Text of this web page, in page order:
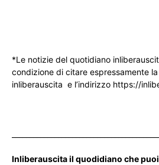
*Le notizie del quotidiano
condizione di citare espressamente
inliberauscita e l’indirizzo https://
Inliberauscita il quodidiano che